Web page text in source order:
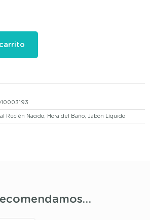
Recién Nacido, Hora del Baño, Jabón Líquido